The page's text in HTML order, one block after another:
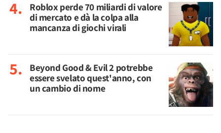
Roblox perde 70 miliardi di valore
di mercato e dà la colpa alla
mancanza di giochi virali
Beyond Good & Evil 2 potrebbe
essere svelato quest'anno, con
un cambio di nome